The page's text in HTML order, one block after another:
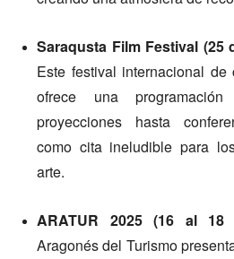
Saraqusta Film Festival (25
Este festival internacional
ofrece una
proyecciones hasta
como cita ineludible para
arte.​
ARATUR 2025 (16 al 18
Aragonés del Turismo